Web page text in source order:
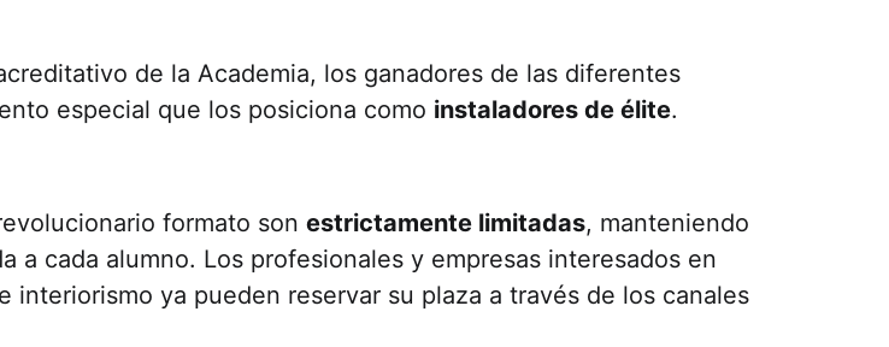
de la Academia, los ganadores de las diferentes
especial que los posiciona como instaladores de élite.
formato son estrictamente limitadas, manteniendo
a cada alumno. Los profesionales y empresas interesados en
interiorismo ya pueden reservar su plaza a través de los canales